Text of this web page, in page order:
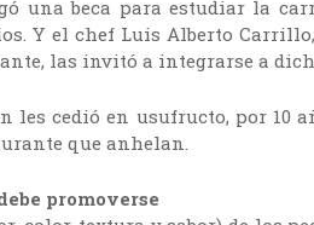
una beca para estudiar la
Y el chef Luis Alberto
las invitó a integrarse a
les cedió en usufructo, por 10
que anhelan.
promoverse